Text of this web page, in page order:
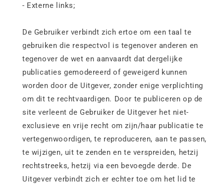
- Externe links;
De Gebruiker verbindt zich ertoe om een taal te
gebruiken die respectvol is tegenover anderen en
tegenover de wet en aanvaardt dat dergelijke
publicaties gemodereerd of geweigerd kunnen
worden door de Uitgever, zonder enige verplichting
om dit te rechtvaardigen. Door te publiceren op de
site verleent de Gebruiker de Uitgever het niet-
exclusieve en vrije recht om zijn/haar publicatie te
vertegenwoordigen, te reproduceren, aan te passen,
te wijzigen, uit te zenden en te verspreiden, hetzij
rechtstreeks, hetzij via een bevoegde derde. De
Uitgever verbindt zich er echter toe om het lid te